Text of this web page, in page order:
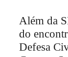
Além da
do
Defesa